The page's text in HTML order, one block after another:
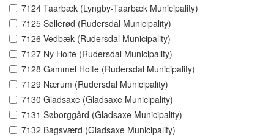
7124 Taarbæk (Lyngby-Taarbæk Municipality)
7125 Søllerød (Rudersdal Municipality)
7126 Vedbæk (Rudersdal Municipality)
7127 Ny Holte (Rudersdal Municipality)
7128 Gammel Holte (Rudersdal Municipality)
7129 Nærum (Rudersdal Municipality)
7130 Gladsaxe (Gladsaxe Municipality)
7131 Søborggård (Gladsaxe Municipality)
7132 Bagsværd (Gladsaxe Municipality)